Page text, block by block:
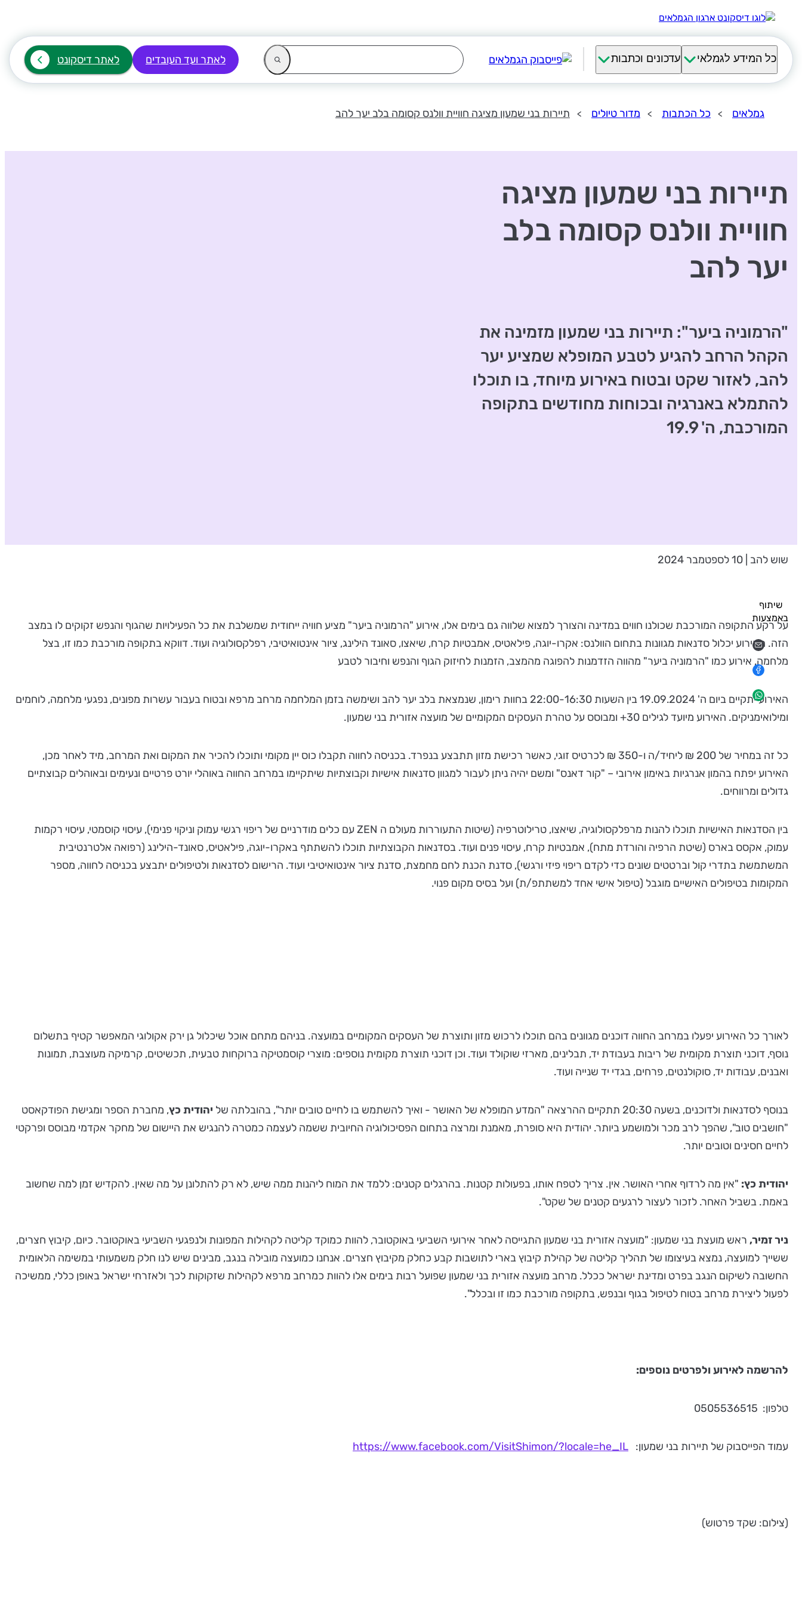
כל המידע לגמלאי עדכונים וכתבות לאתר ועד העובדים לאתר דיסקונט
גמלאים כל הכתבות מדור טיולים תיירות בני שמעון מציגה חוויית וולנס קסומה בלב יער להב
תיירות בני שמעון מציגה
חוויית וולנס קסומה בלב
יער להב
"הרמוניה ביער": תיירות בני שמעון מזמינה את
הקהל הרחב להגיע לטבע המופלא שמציע יער
להב, לאזור שקט ובטוח באירוע מיוחד, בו תוכלו
להתמלא באנרגיה ובכוחות מחודשים בתקופה
המורכבת, ה' 19.9
שוש להב | 10 לספטמבר 2024
על רקע התקופה המורכבת שכולנו חווים במדינה והצורך למצוא שלווה גם בימים אלו, אירוע "הרמוניה ביער" מציע חוויה ייחודית שמשלבת את כל הפעילויות שהגוף והנפש זקוקים לו במצב
הזה. האירוע יכלול סדנאות מגוונות בתחום הוולנס: אקרו-יוגה, פילאטיס, אמבטיות קרח, שיאצו, סאונד הילינג, ציור אינטואיטיבי, רפלקסולוגיה ועוד. דווקא בתקופה מורכבת כמו זו, בצל
מלחמה, אירוע כמו "הרמוניה ביער" מהווה הזדמנות להפוגה מהמצב, הזמנות לחיזוק הגוף והנפש וחיבור לטבע
האירוע יתקיים ביום ה' 19.09.2024 בין השעות 22:00-16:30 בחוות רימון, שנמצאת בלב יער להב ושימשה בזמן המלחמה מרחב מרפא ובטוח בעבור עשרות מפונים, נפגעי מלחמה, לוחמים
ומילואימניקים. האירוע מיועד לגילים 30+ ומבוסס על טהרת העסקים המקומיים של מועצה אזורית בני שמעון.
כל זה במחיר של 200 ₪ ליחיד/ה ו-350 ₪ לכרטיס זוגי, כאשר רכישת מזון תתבצע בנפרד. בכניסה לחווה תקבלו כוס יין מקומי ותוכלו להכיר את המקום ואת המרחב, מיד לאחר מכן,
האירוע יפתח בהמון אנרגיות באימון אירובי – "קור דאנס" ומשם יהיה ניתן לעבור למגוון סדנאות אישיות וקבוצתיות שיתקיימו במרחב החווה באוהלי יורט פרטיים ונעימים ובאוהלים קבוצתיים
גדולים ומרווחים.
בין הסדנאות האישיות תוכלו להנות מרפלקסולוגיה, שיאצו, טרילוטרפיה (שיטות התעוררות מעולם ה ZEN עם כלים מודרניים של ריפוי רגשי עמוק וניקוי פנימי), עיסוי קוסמטי, עיסוי רקמות
עמוק, אקסס בארס (שיטת הרפיה והורדת מתח), אמבטיות קרח, עיסוי פנים ועוד. בסדנאות הקבוצתיות תוכלו להשתתף באקרו-יוגה, פילאטיס, סאונד-הילינג (רפואה אלטרנטיבית
המשתמשת בתדרי קול וברטטים שונים כדי לקדם ריפוי פיזי ורגשי), סדנת הכנת לחם מחמצת, סדנת ציור אינטואיטיבי ועוד. הרישום לסדנאות ולטיפולים יתבצע בכניסה לחווה, מספר
המקומות בטיפולים האישיים מוגבל (טיפול אישי אחד למשתתפ/ת) ועל בסיס מקום פנוי.
לאורך כל האירוע יפעלו במרחב החווה דוכנים מגוונים בהם תוכלו לרכוש מזון ותוצרת של העסקים המקומיים במועצה. בניהם מתחם אוכל שיכלול גן ירק אקולוגי המאפשר קטיף בתשלום
נוסף, דוכני תוצרת מקומית של ריבות בעבודת יד, תבלינים, מארזי שוקולד ועוד. וכן דוכני תוצרת מקומית נוספים: מוצרי קוסמטיקה ברוקחות טבעית, תכשיטים, קרמיקה מעוצבת, תמונות
ואבנים, עבודות יד, סוקולנטים, פרחים, בגדי יד שנייה ועוד.
בנוסף לסדנאות ולדוכנים, בשעה 20:30 תתקיים ההרצאה "המדע המופלא של האושר - ואיך להשתמש בו לחיים טובים יותר", בהובלתה של יהודית כץ, מחברת הספר ומגישת הפודקאסט
"חושבים טוב", שהפך לרב מכר ולמושמע ביותר. יהודית היא סופרת, מאמנת ומרצה בתחום הפסיכולוגיה החיובית ששמה לעצמה כמטרה להנגיש את היישום של מחקר אקדמי מבוסס ופרקטי
לחיים חסינים וטובים יותר.
יהודית כץ: "אין מה לרדוף אחרי האושר. אין. צריך לטפח אותו, בפעולות קטנות. בהרגלים קטנים: ללמד את המוח ליהנות ממה שיש, לא רק להתלונן על מה שאין. להקדיש זמן למה שחשוב
באמת. בשביל האחר. לזכור לעצור לרגעים קטנים של שקט".
ניר זמיר, ראש מועצת בני שמעון: "מועצה אזורית בני שמעון התגייסה לאחר אירועי השביעי באוקטובר, להוות כמוקד קליטה לקהילות המפונות ולנפגעי השביעי באוקטובר. כיום, קיבוץ חצרים,
ששייך למועצה, נמצא בעיצומו של תהליך קליטה של קהילת קיבוץ בארי לתושבות קבע כחלק מקיבוץ חצרים. אנחנו כמועצה מובילה בנגב, מבינים שיש לנו חלק משמעותי במשימה הלאומית
החשובה לשיקום הנגב בפרט ומדינת ישראל ככלל. מרחב מועצה אזורית בני שמעון שפועל רבות בימים אלו להוות כמרחב מרפא לקהילות שזקוקות לכך ולאזרחי ישראל באופן כללי, ממשיכה
לפעול ליצירת מרחב בטוח לטיפול בגוף ובנפש, בתקופה מורכבת כמו זו ובכלל".
להרשמה לאירוע ולפרטים נוספים:
טלפון: 0505536515
עמוד הפייסבוק של תיירות בני שמעון: https://www.facebook.com/VisitShimon/?locale=he_IL
(צילום: שקד פרטוש)
שיתוף
באמצעות